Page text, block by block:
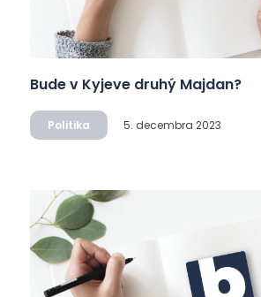
Bude v Kyjeve druhý Majdan?
Politika 5. decembra 2023